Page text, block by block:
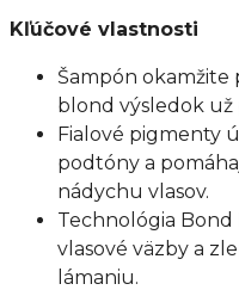
Kľúčové vlastnosti
Šampón okamžite
blond výsledok
Fialové pigmenty
podtóny a
nádychu vlasov.
Technológia Bond
vlasové väzby a
lámaniu.